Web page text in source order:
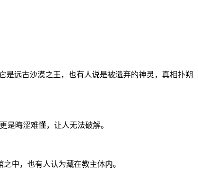
是远古沙漠之王，也有人说是被遗弃的神灵，真相扑朔
是晦涩难懂，让人无法破解。
中，也有人认为藏在教主体内。